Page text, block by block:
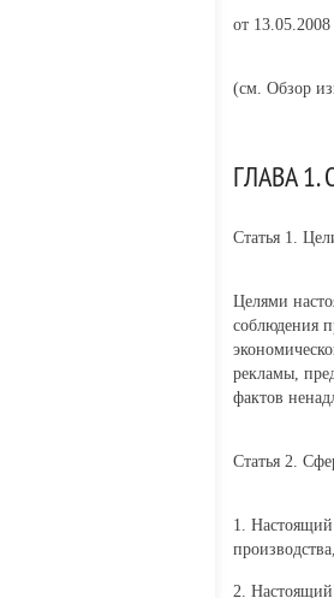
от 13.05.2008
(см. Обзор
ГЛАВА
Статья 1.
Целями
соблюдения
рекламы,
фактов
Статья 2.
1. Настоящий
2. Настоящий